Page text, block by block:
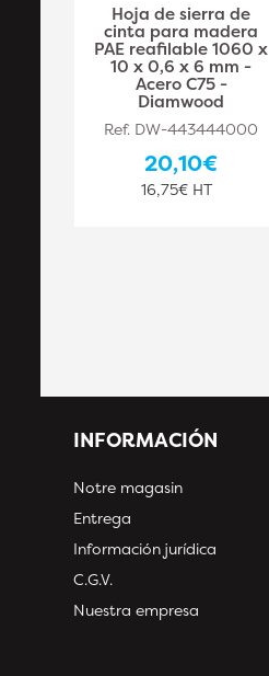
Hoja de sierra de
cinta para madera
PAE reafilable 1060 x
10 x 0,6 x 6 mm -
Acero C75 -
Diamwood
Ref. DW-443444000
20,10€
16,75€ HT
INFORMACIÓN
Notre magasin
Entrega
Información jurídica
C.G.V.
Nuestra empresa